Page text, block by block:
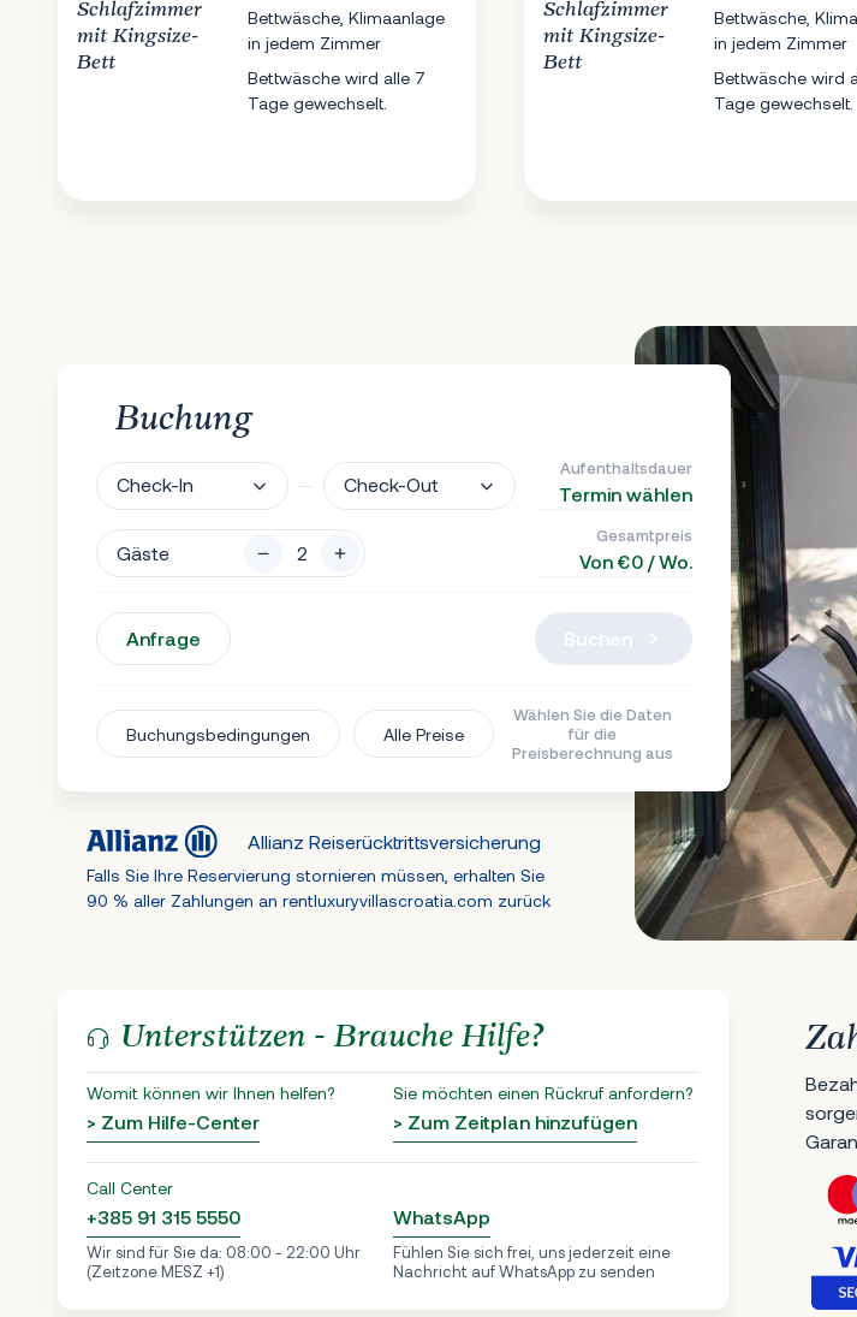
Schlafzimmer
mit Kingsize-
Bett
Bettwäsche, Klimaanlage
in jedem Zimmer
Bettwäsche wird alle 7
Tage gewechselt.
Schlafzimmer
mit Kingsize-
Bett
Bettwäsche,
in jedem Zimmer
Bettwäsche wird
Tage gewechselt.
Buchung
Check-In Check-Out
Aufenthaltsdauer
Termin wählen
Gäste
Gesamtpreis
Von €0 / Wo.
Anfrage
Buchungsbedingungen Alle Preise
Wählen Sie die Daten
für die
Preisberechnung aus
Allianz Reiserücktrittsversicherung
Falls Sie Ihre Reservierung stornieren müssen, erhalten Sie
90 % aller Zahlungen an rentluxuryvillascroatia.com zurück
Unterstützen - Brauche Hilfe?
Womit können wir Ihnen helfen?
> Zum Hilfe-Center
Sie möchten einen Rückruf anfordern?
> Zum Zeitplan hinzufügen
Call Center
+385 91 315 5550
Wir sind für Sie da: 08:00 - 22:00 Uhr
(Zeitzone MESZ +1)
WhatsApp
Fühlen Sie sich frei, uns jederzeit eine
Nachricht auf WhatsApp zu senden